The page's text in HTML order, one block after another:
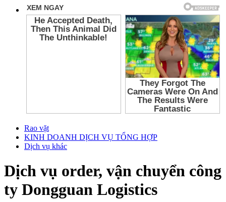
Rao vặt
KINH DOANH DỊCH VỤ TỔNG HỢP
Dịch vụ khác
Dịch vụ order, vận chuyển công
ty Dongguan Logistics